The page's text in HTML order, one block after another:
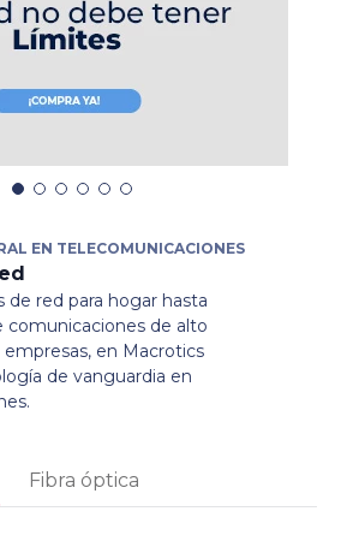
EN TELECOMUNICACIONES
de red para hogar hasta
comunicaciones de alto
en Macrotics
de vanguardia en
Fibra óptica